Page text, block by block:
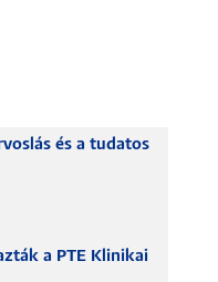
és a tudatos
a PTE Klinikai